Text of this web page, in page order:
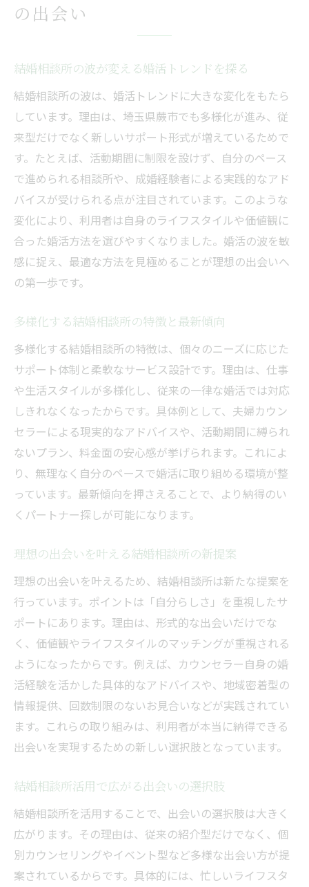
婚活成功へ導く結婚相談所選びの極意
成婚実績とサポート体制から見る結婚相談
所
結婚相談所の口コミ活用で理想の選択を叶
える
料金体系と費用対効果を重視した結婚相談
所
自分に合う結婚相談所を見極める判断基準
結婚相談所選びで成功を手にする秘訣まと
め
費用対効果を高める婚活戦略のポイント
結婚相談所で賢く婚活費用を管理するコツ
結婚相談所の料金体系を正しく理解しよう
結婚相談所利用で見逃せない割引活用術
費用とサービス内容で選ぶ結婚相談所戦略
結婚相談所で後悔しないコストの考え方
年齢別に見る結婚相談所での魅力的な活動法
結婚相談所で一番モテる年齢の特徴分析
年代ごとの結婚相談所活用メリットを解説
結婚相談所で年代別に出会いを広げる方法
年齢別に見る結婚相談所での魅力アップ術
結婚相談所で年齢を活かす婚活のコツ
自分らしさを活かす結婚相談所活用術
結婚相談所で自分らしさを発揮する方法
結婚相談所活用で魅力を引き出すポイント
本音で向き合う結婚相談所の活用体験談
結婚相談所のサポートで自分を磨く秘訣
結婚相談所で個性を大切にする婚活術
結婚相談所活用で自分に合う相手と出会う
結婚相談所で守るべきマナーの基本ポイン
ト
結婚相談所でキス禁止の相手への対応方法
婚活トラブルを防ぐ結婚相談所のルール紹
介
の出会い
結婚相談所の波が変える婚活トレンドを探る
結婚相談所の波は、婚活トレンドに大きな変化をもたら
しています。理由は、埼玉県蕨市でも多様化が進み、従
来型だけでなく新しいサポート形式が増えているためで
す。たとえば、活動期間に制限を設けず、自分のペース
で進められる相談所や、成婚経験者による実践的なアド
バイスが受けられる点が注目されています。このような
変化により、利用者は自身のライフスタイルや価値観に
合った婚活方法を選びやすくなりました。婚活の波を敏
感に捉え、最適な方法を見極めることが理想の出会いへ
の第一歩です。
多様化する結婚相談所の特徴と最新傾向
多様化する結婚相談所の特徴は、個々のニーズに応じた
サポート体制と柔軟なサービス設計です。理由は、仕事
や生活スタイルが多様化し、従来の一律な婚活では対応
しきれなくなったからです。具体例として、夫婦カウン
セラーによる現実的なアドバイスや、活動期間に縛られ
ないプラン、料金面の安心感が挙げられます。これによ
り、無理なく自分のペースで婚活に取り組める環境が整
っています。最新傾向を押さえることで、より納得のい
くパートナー探しが可能になります。
理想の出会いを叶える結婚相談所の新提案
理想の出会いを叶えるため、結婚相談所は新たな提案を
行っています。ポイントは「自分らしさ」を重視したサ
ポートにあります。理由は、形式的な出会いだけでな
く、価値観やライフスタイルのマッチングが重視される
ようになったからです。例えば、カウンセラー自身の婚
活経験を活かした具体的なアドバイスや、地域密着型の
情報提供、回数制限のないお見合いなどが実践されてい
ます。これらの取り組みは、利用者が本当に納得できる
出会いを実現するための新しい選択肢となっています。
結婚相談所活用で広がる出会いの選択肢
結婚相談所を活用することで、出会いの選択肢は大きく
広がります。その理由は、従来の紹介型だけでなく、個
別カウンセリングやイベント型など多様な出会い方が提
案されているからです。具体的には、忙しいライフスタ